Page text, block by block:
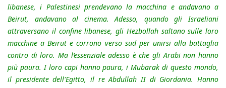
libanese, i Palestinesi prendevano la macchina e andavano a
Beirut, andavano al cinema. Adesso, quando gli Israeliani
attraversano il confine libanese, gli Hezbollah saltano sulle loro
macchine a Beirut e corrono verso sud per unirsi alla battaglia
contro di loro. Ma l’essenziale adesso è che gli Arabi non hanno
più paura. I loro capi hanno paura, i Mubarak di questo mondo,
il presidente dell'Egitto, il re Abdullah II di Giordania. Hanno